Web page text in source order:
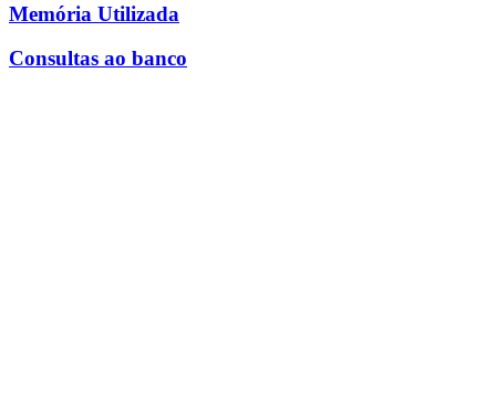
Memória Utilizada
Consultas ao banco